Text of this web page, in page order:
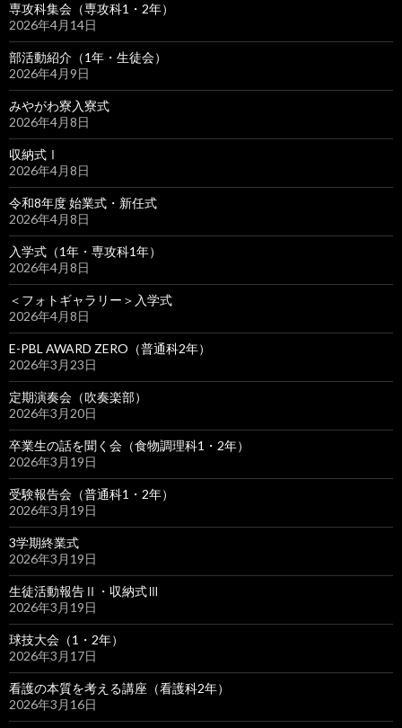
専攻科集会（専攻科1・2年）
2026年4月14日
部活動紹介（1年・生徒会）
2026年4月9日
みやがわ寮入寮式
2026年4月8日
収納式Ⅰ
2026年4月8日
令和8年度 始業式・新任式
2026年4月8日
入学式（1年・専攻科1年）
2026年4月8日
＜フォトギャラリー＞入学式
2026年4月8日
E-PBL AWARD ZERO（普通科2年）
2026年3月23日
定期演奏会（吹奏楽部）
2026年3月20日
卒業生の話を聞く会（食物調理科1・2年）
2026年3月19日
受験報告会（普通科1・2年）
2026年3月19日
3学期終業式
2026年3月19日
生徒活動報告Ⅱ・収納式Ⅲ
2026年3月19日
球技大会（1・2年）
2026年3月17日
看護の本質を考える講座（看護科2年）
2026年3月16日